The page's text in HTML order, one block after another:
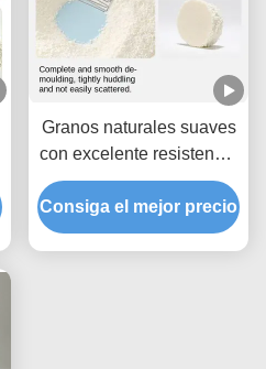
Granos naturales suaves
con excelente resistencia
a la aglutinación
Consiga el mejor precio